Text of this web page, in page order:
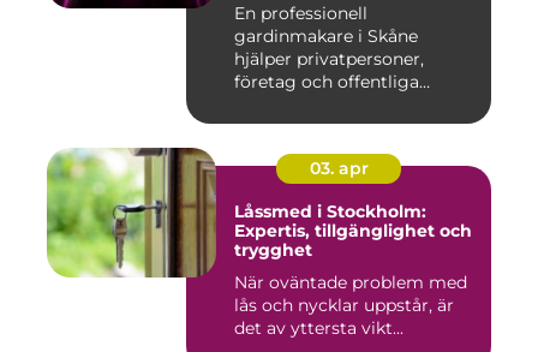
En professionell
gardinmakare i Skåne
hjälper privatpersoner,
företag och offentliga
03. apr
Låssmed i Stockholm:
Expertis, tillgänglighet och
trygghet
När oväntade problem med
lås och nycklar uppstår, är
det av yttersta vikt...